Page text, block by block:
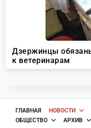
ГЛАВНАЯ НОВОСТИ
ОБЩЕСТВО
АРХИВ